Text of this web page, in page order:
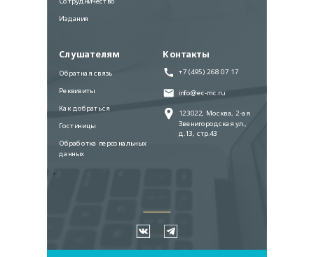
Издания
Слушателям
Обратная связь
Реквизиты
Как добраться
Гостиницы
Обработка персональных
данных
Контакты
+7 (495) 268 07 17
info@ec-mc.ru
123022, Москва, 2-ая
Звенигородская ул.,
д.13, стр.43
`